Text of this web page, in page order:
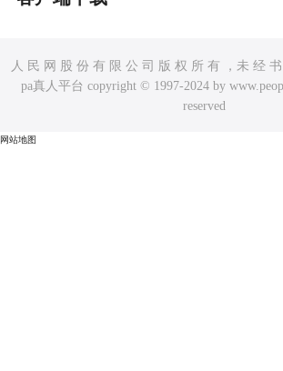
人 民 网 股 份 有 限 公 司 版 权 所 有 ，未 经
pa真人平台 copyright © 1997-2024 by
reserved
网站地图